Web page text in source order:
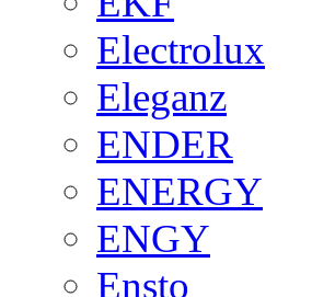
Electrolux
Eleganz
ENDER
ENERGY
ENGY
Ensto